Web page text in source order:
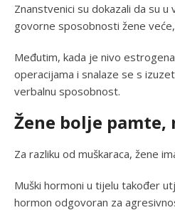
Znanstvenici su dokazali da su
govorne sposobnosti žene
Međutim, kada je nivo
operacijama i snalaze se s
verbalnu sposobnost.
Žene bolje
Za razliku od muškaraca, žene
Muški hormoni u tijelu također
hormon odgovoran za